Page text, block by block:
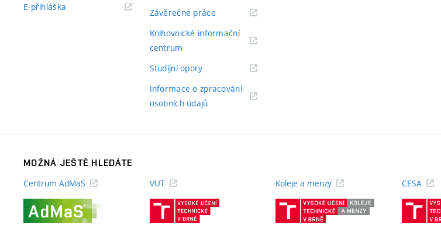
E-přihláška
Závěrečné práce(externí
Knihovnické informační
centrum
Studijní opory(externí
Informace o zpracování
osobních údajů(externí
MOŽNÁ JEŠTĚ HLEDÁTE
Centrum AdMaS
VUT
(externí
Koleje a menzy
(externí
CESA